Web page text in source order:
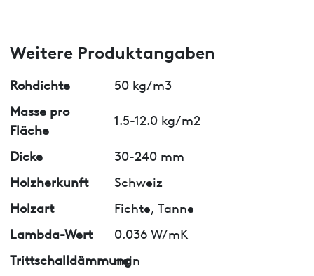
Weitere Produktangaben
Rohdichte
50 kg/m3
Masse pro
Fläche
1.5-12.0 kg/m2
Dicke
30-240 mm
Holzherkunft
Schweiz
Holzart
Fichte, Tanne
Lambda-Wert
0.036 W/mK
Trittschalldämmung
nein